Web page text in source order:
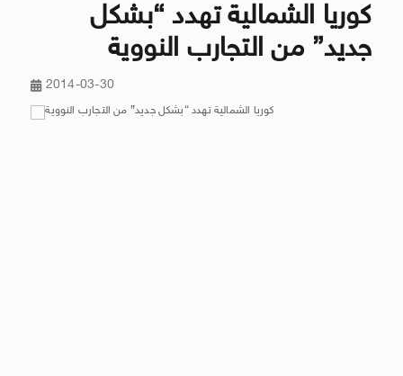
كوريا الشمالية تهدد “بشكل
جديد” من التجارب النووية
2014-03-30